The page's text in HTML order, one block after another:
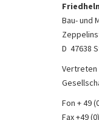
Bau- und
D ­ 47638
Fon + 49
Fax +49